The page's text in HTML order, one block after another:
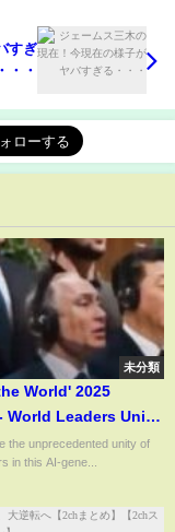
すぎ
・・
未分類
World' 2025
World Leaders Unite
Song
the unprecedented unity of
in this AI-gene...